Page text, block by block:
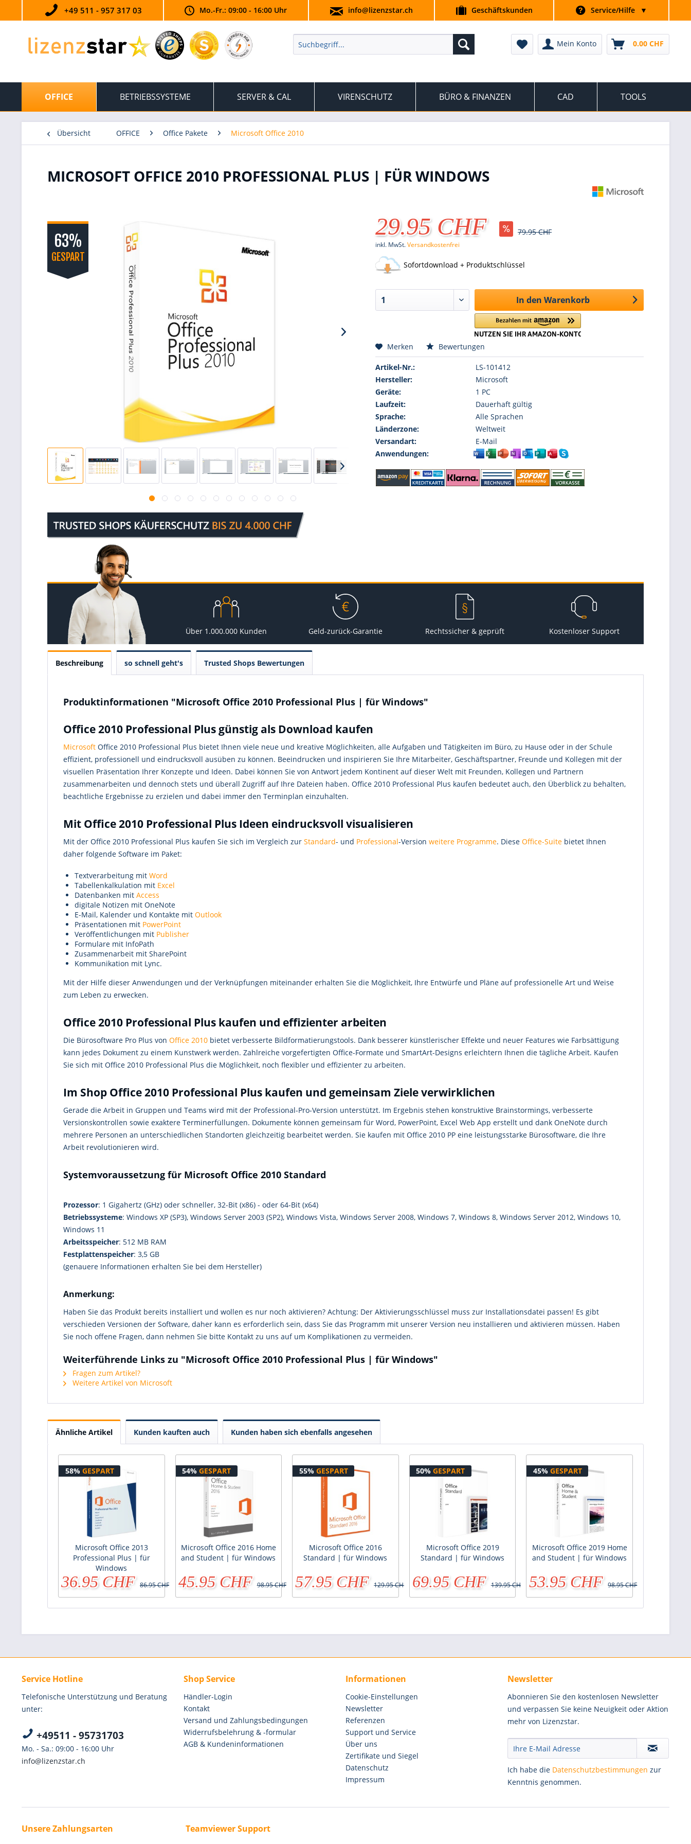
+49 511 - 957 317 03 Mo.-Fr.: 09:00 - 16:00 Uhr info@lizenzstar.ch Geschäftskunden Service/Hilfe ▼
Mein Konto 0.00 CHF
OFFICE BETRIEBSSYSTEME SERVER & CAL VIRENSCHUTZ BÜRO & FINANZEN CAD TOOLS
Übersicht OFFICE Office Pakete Microsoft Office 2010
MICROSOFT OFFICE 2010 PROFESSIONAL PLUS | FÜR WINDOWS
63%
GESPART
29.95 CHF 79.95 CHF
inkl. MwSt.Versandkostenfrei
Sofortdownload + Produktschlüssel
In den Warenkorb
Merken Bewertungen
Artikel-Nr.:
LS-101412
Hersteller:
Microsoft
Geräte:
1 PC
Laufzeit:
Dauerhaft gültig
Sprache:
Alle Sprachen
Länderzone:
Weltweit
Versandart:
E-Mail
Anwendungen:
Über 1.000.000 Kunden Geld-zurück-Garantie Rechtssicher & geprüft Kostenloser Support
Beschreibung so schnell geht's Trusted Shops Bewertungen
Produktinformationen "Microsoft Office 2010 Professional Plus | für Windows"
Office 2010 Professional Plus günstig als Download kaufen
Microsoft Office 2010 Professional Plus bietet Ihnen viele neue und kreative Möglichkeiten, alle Aufgaben und Tätigkeiten im Büro, zu Hause oder in der Schule
effizient, professionell und eindrucksvoll ausüben zu können. Beeindrucken und inspirieren Sie Ihre Mitarbeiter, Geschäftspartner, Freunde und Kollegen mit der
visuellen Präsentation Ihrer Konzepte und Ideen. Dabei können Sie von Antwort jedem Kontinent auf dieser Welt mit Freunden, Kollegen und Partnern
zusammenarbeiten und dennoch stets und überall Zugriff auf Ihre Dateien haben. Office 2010 Professional Plus kaufen bedeutet auch, den Überblick zu behalten,
beachtliche Ergebnisse zu erzielen und dabei immer den Terminplan einzuhalten.
Mit Office 2010 Professional Plus Ideen eindrucksvoll visualisieren
Mit der Office 2010 Professional Plus kaufen Sie sich im Vergleich zur Standard- und Professional-Version weitere Programme. Diese Office-Suite bietet Ihnen
daher folgende Software im Paket:
Textverarbeitung mit Word
Tabellenkalkulation mit Excel
Datenbanken mit Access
digitale Notizen mit OneNote
E-Mail, Kalender und Kontakte mit Outlook
Präsentationen mit PowerPoint
Veröffentlichungen mit Publisher
Formulare mit InfoPath
Zusammenarbeit mit SharePoint
Kommunikation mit Lync.
Mit der Hilfe dieser Anwendungen und der Verknüpfungen miteinander erhalten Sie die Möglichkeit, Ihre Entwürfe und Pläne auf professionelle Art und Weise
zum Leben zu erwecken.
Office 2010 Professional Plus kaufen und effizienter arbeiten
Die Bürosoftware Pro Plus von Office 2010 bietet verbesserte Bildformatierungstools. Dank besserer künstlerischer Effekte und neuer Features wie Farbsättigung
kann jedes Dokument zu einem Kunstwerk werden. Zahlreiche vorgefertigten Office-Formate und SmartArt-Designs erleichtern Ihnen die tägliche Arbeit. Kaufen
Sie sich mit Office 2010 Professional Plus die Möglichkeit, noch flexibler und effizienter zu arbeiten.
Im Shop Office 2010 Professional Plus kaufen und gemeinsam Ziele verwirklichen
Gerade die Arbeit in Gruppen und Teams wird mit der Professional-Pro-Version unterstützt. Im Ergebnis stehen konstruktive Brainstormings, verbesserte
Versionskontrollen sowie exaktere Terminerfüllungen. Dokumente können gemeinsam für Word, PowerPoint, Excel Web App erstellt und dank OneNote durch
mehrere Personen an unterschiedlichen Standorten gleichzeitig bearbeitet werden. Sie kaufen mit Office 2010 PP eine leistungsstarke Bürosoftware, die Ihre
Arbeit revolutionieren wird.
Systemvoraussetzung für Microsoft Office 2010 Standard
Prozessor: 1 Gigahertz (GHz) oder schneller, 32-Bit (x86) - oder 64-Bit (x64)
Betriebssysteme: Windows XP (SP3), Windows Server 2003 (SP2), Windows Vista, Windows Server 2008, Windows 7, Windows 8, Windows Server 2012, Windows 10,
Windows 11
Arbeitsspeicher: 512 MB RAM
Festplattenspeicher: 3,5 GB
(genauere Informationen erhalten Sie bei dem Hersteller)
Anmerkung:
Haben Sie das Produkt bereits installiert und wollen es nur noch aktivieren? Achtung: Der Aktivierungsschlüssel muss zur Installationsdatei passen! Es gibt
verschieden Versionen der Software, daher kann es erforderlich sein, dass Sie das Programm mit unserer Version neu installieren und aktivieren müssen. Haben
Sie noch offene Fragen, dann nehmen Sie bitte Kontakt zu uns auf um Komplikationen zu vermeiden.
Weiterführende Links zu "Microsoft Office 2010 Professional Plus | für Windows"
Fragen zum Artikel?
Weitere Artikel von Microsoft
Ähnliche Artikel Kunden kauften auch Kunden haben sich ebenfalls angesehen
58% GESPART
Microsoft Office 2013
Professional Plus | für
Windows
36.95 CHF 86.95 CHF
54%GESPART
Microsoft Office 2016 Home
and Student | für Windows
45.95 CHF 98.95 CHF
55% GESPART
Microsoft Office 2016
Standard | für Windows
57.95 CHF 129.95 CHF
50%GESPART
Microsoft Office 2019
Standard | für Windows
69.95 CHF 139.95 CHF
45% GESPART
Microsoft Office 2019 Home
and Student | für Windows
53.95 CHF 98.95 CHF
Service Hotline
Telefonische Unterstützung und Beratung
unter:
+49511 - 95731703
Mo. - Sa.: 09:00 - 16:00 Uhr
info@lizenzstar.ch
Shop Service
Händler-Login
Kontakt
Versand und Zahlungsbedingungen
Widerrufsbelehrung & -formular
AGB & Kundeninformationen
Informationen
Cookie-Einstellungen
Newsletter
Referenzen
Support und Service
Über uns
Zertifikate und Siegel
Datenschutz
Impressum
Newsletter
Abonnieren Sie den kostenlosen Newsletter
und verpassen Sie keine Neuigkeit oder Aktion
mehr von Lizenzstar.
Ich habe die Datenschutzbestimmungen zur
Kenntnis genommen.
Unsere Zahlungsarten Teamviewer Support